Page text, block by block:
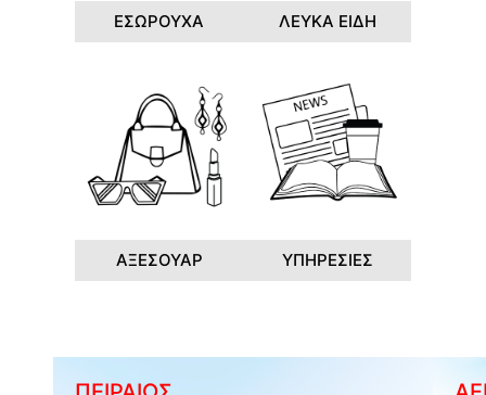
ΕΣΩΡΟΥΧΑ ΛΕΥΚΑ ΕΙΔΗ
ΑΞΕΣΟΥΑΡ ΥΠΗΡΕΣΙΕΣ